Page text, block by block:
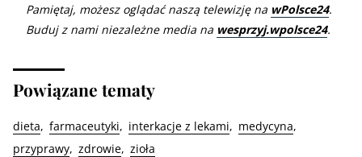
Pamiętaj, możesz oglądać naszą telewizję na wPolsce24.
Buduj z nami niezależne media na wesprzyj.wpolsce24.
Powiązane tematy
dieta farmaceutyki interkacje z lekami
medycyna
przyprawy zdrowie zioła